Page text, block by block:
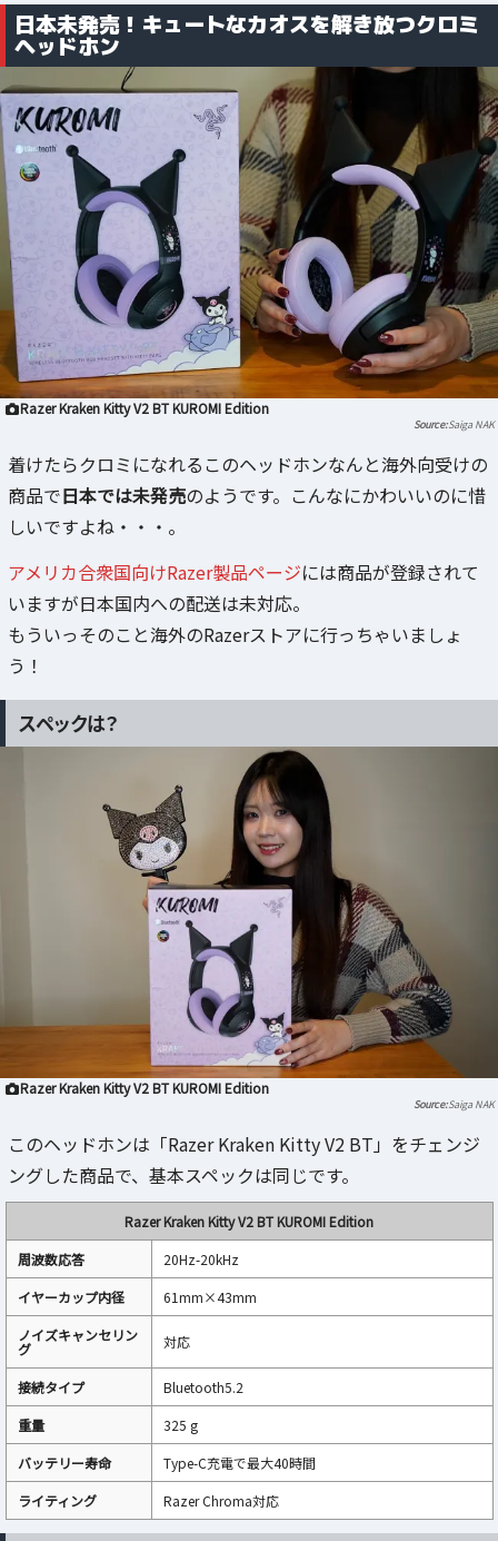
日本未発売！キュートなカオスを解き放つクロミ
ヘッドホン
Razer Kraken Kitty V2 BT KUROMI Edition
Saiga NAK
着けたらクロミになれるこのヘッドホンなんと海外向受けの
商品で日本では未発売のようです。こんなにかわいいのに惜
しいですよね・・・。
アメリカ合衆国向けRazer製品ページには商品が登録されて
いますが日本国内への配送は未対応。
もういっそのこと海外のRazerストアに行っちゃいましょ
う！
スペックは？
Razer Kraken Kitty V2 BT KUROMI Edition
Saiga NAK
このヘッドホンは「Razer Kraken Kitty V2 BT」をチェンジ
ングした商品で、基本スペックは同じです。
Razer Kraken Kitty V2 BT KUROMI Edition
周波数応答
20Hz-20kHz
イヤーカップ内径
61mm×43mm
ノイズキャンセリン
グ 対応
接続タイプ
Bluetooth5.2
重量
325 g
バッテリー寿命
Type-C充電で最大40時間
ライティング
Razer Chroma対応